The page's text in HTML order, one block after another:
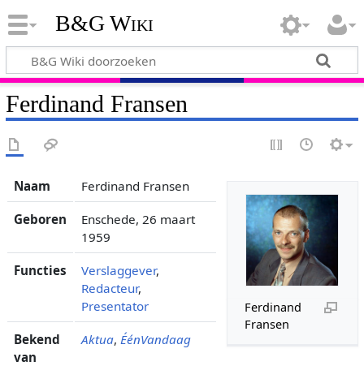
B&G Wiki
Ferdinand Fransen
Ferdinand
Fransen
Naam Ferdinand Fransen
Geboren
Enschede, 26 maart
1959
Functies Verslaggever,
Redacteur,
Presentator
Bekend
van
Aktua, ÉénVandaag